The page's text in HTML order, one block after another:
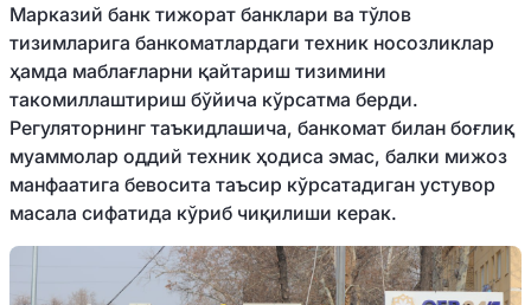
Марказий банк тижорат банклари ва тўлов
тизимларига банкоматлардаги техник носозликлар
ҳамда маблағларни қайтариш тизимини
такомиллаштириш бўйича кўрсатма берди.
Регуляторнинг таъкидлашича, банкомат билан боғлиқ
муаммолар оддий техник ҳодиса эмас, балки мижоз
манфаатига бевосита таъсир кўрсатадиган устувор
масала сифатида кўриб чиқилиши керак.